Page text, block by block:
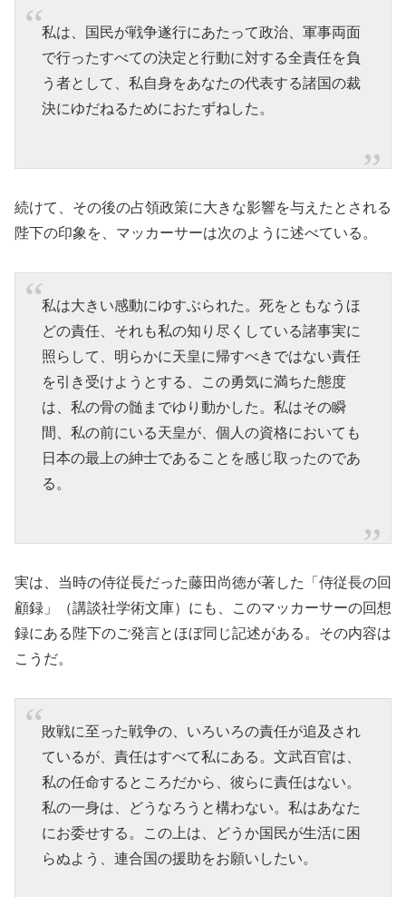
私は、国民が戦争遂行にあたって政治、軍事両面
で行ったすべての決定と行動に対する全責任を負
う者として、私自身をあなたの代表する諸国の裁
決にゆだねるためにおたずねした。
続けて、その後の占領政策に大きな影響を与えたとされる
陛下の印象を、マッカーサーは次のように述べている。
私は大きい感動にゆすぶられた。死をともなうほ
どの責任、それも私の知り尽くしている諸事実に
照らして、明らかに天皇に帰すべきではない責任
を引き受けようとする、この勇気に満ちた態度
は、私の骨の髄までゆり動かした。私はその瞬
間、私の前にいる天皇が、個人の資格においても
日本の最上の紳士であることを感じ取ったのであ
る。
実は、当時の侍従長だった藤田尚徳が著した「侍従長の回
顧録」（講談社学術文庫）にも、このマッカーサーの回想
録にある陛下のご発言とほぼ同じ記述がある。その内容は
こうだ。
敗戦に至った戦争の、いろいろの責任が追及され
ているが、責任はすべて私にある。文武百官は、
私の任命するところだから、彼らに責任はない。
私の一身は、どうなろうと構わない。私はあなた
にお委せする。この上は、どうか国民が生活に困
らぬよう、連合国の援助をお願いしたい。